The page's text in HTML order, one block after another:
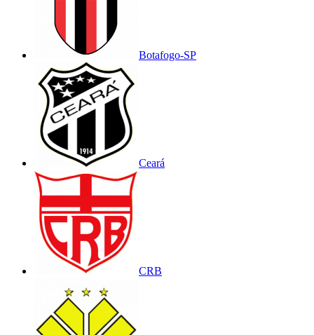
Botafogo-SP
Ceará
CRB